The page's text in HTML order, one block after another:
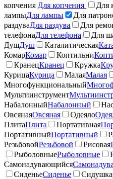
копчения Для копчения Для
лампыДля лампы Для
раздуваДля раздува Для
телефонаДля телефона Для
ДушДуш Каталитическая
КомарКомар Коптильни
КранецКранец Кружка
КурицаКурица МалаяМалая
Многофункциональный
Мультиинструмент
НабалонныйНабалонный
ОвсянаяОвсяная Одеяло
ПлитаПлита Портативная
ПортативныйПортативный
РезьбовойРезьбовой Рисовая
РыболовныеРыболовные
Самонадувающийся
СиденьеСиденье Сидушка